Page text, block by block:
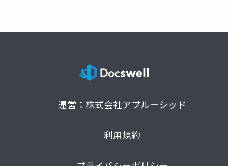
運営：株式会社アプルーシッド
利用規約